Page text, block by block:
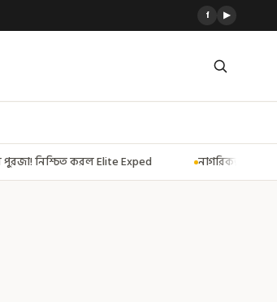
f ▶
নাগরিকত্ব দিতেই CAA! ৩০০ মতুয়াকে নাগরিকত্বের